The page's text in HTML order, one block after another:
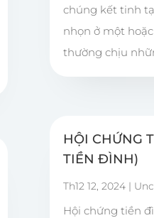
chúng kết tinh
nhọn ở một
thường chịu
HỘI CHỨNG
TIỀN ĐÌNH)
Th12 12, 2024 |
Hội chứng tiền